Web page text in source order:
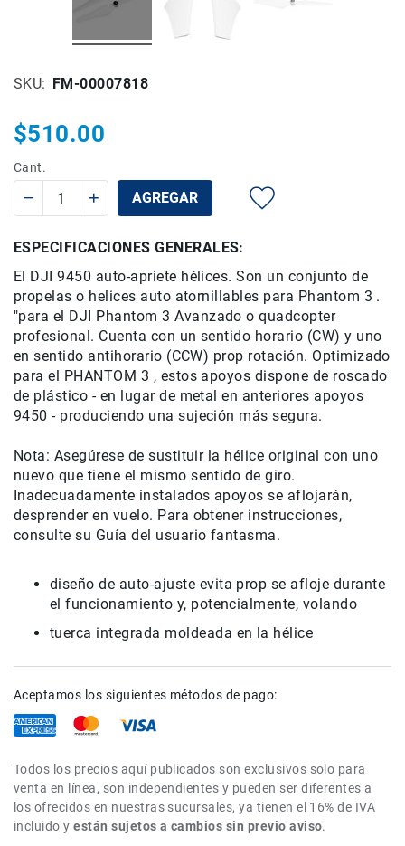
ó
Monitores
Otros
Accesorios
y
Mantenimiento
Follow
Focus
Accesorios
de
acción
Sistemas
de
Kits
Videolamparas
Switcheras
de
Cine
Cinema
Lentes
Cine
Rigs
Monitores
de
Cine
Kits
Accesorios
SKU FM-00007818
Cant.
AGREGAR
$510.00
ESPECIFICACIONES GENERALES:
El DJI 9450 auto-apriete hélices. Son un conjunto de
propelas o helices auto atornillables para Phantom 3 .
"para el DJI Phantom 3 Avanzado o quadcopter
profesional. Cuenta con un sentido horario (CW) y uno
en sentido antihorario (CCW) prop rotación. Optimizado
para el PHANTOM 3 , estos apoyos dispone de roscado
de plástico - en lugar de metal en anteriores apoyos
9450 - produciendo una sujeción más segura.
Nota: Asegúrese de sustituir la hélice original con uno
nuevo que tiene el mismo sentido de giro.
Inadecuadamente instalados apoyos se aflojarán,
desprender en vuelo. Para obtener instrucciones,
consulte su Guía del usuario fantasma.
diseño de auto-ajuste evita prop se afloje durante
el funcionamiento y, potencialmente, volando
tuerca integrada moldeada en la hélice
Aceptamos los siguientes métodos de pago:
Todos los precios aquí publicados son exclusivos solo para
venta en línea, son independientes y pueden ser diferentes a
los ofrecidos en nuestras sucursales, ya tienen el 16% de IVA
incluido yestán sujetos a cambios sin previo aviso.